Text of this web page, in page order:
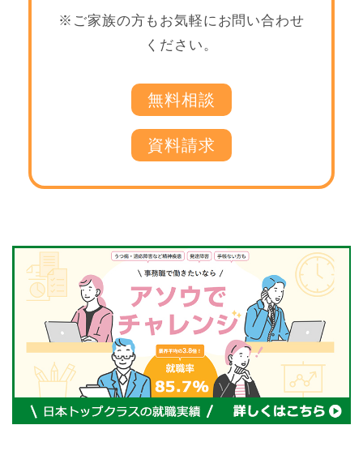
※ご家族の方もお気軽にお問い合わせ
ください。
無料相談
資料請求